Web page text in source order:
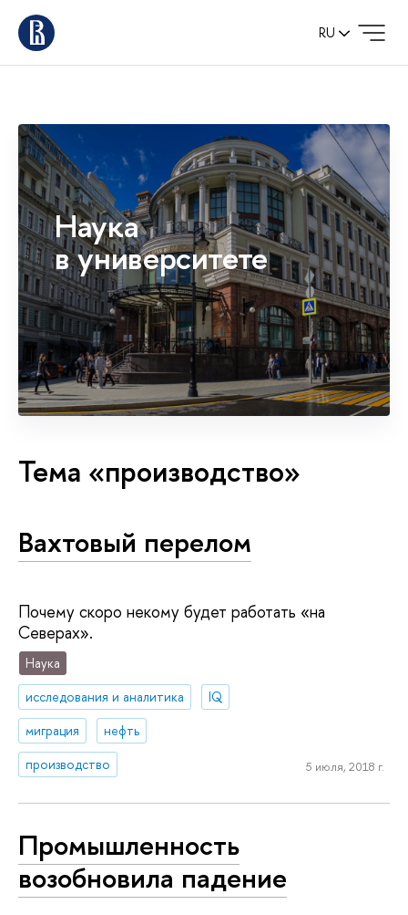
RU
Наука
в университете
Тема «производство»
Вахтовый перелом
Почему скоро некому будет работать «на
Северах».
Наука
исследования и аналитика
IQ
миграция
нефть
производство
5 июля, 2018 г.
Промышленность
возобновила падение